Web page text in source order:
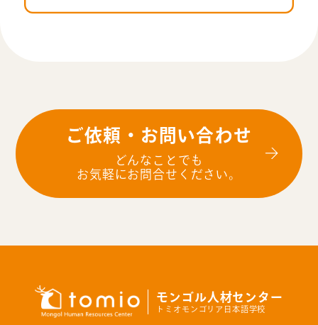
ご依頼・お問い合わせ
どんなことでも
お気軽にお問合せください。
モンゴル人材センター
トミオモンゴリア日本語学校